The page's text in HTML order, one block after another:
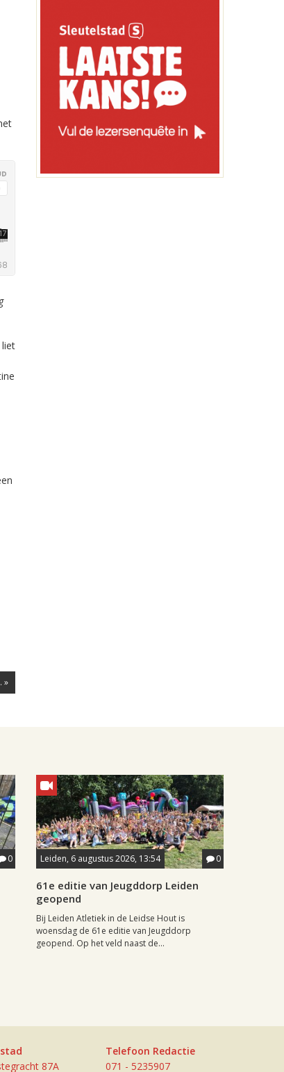
liet
»
0 Leiden, 6 augustus 2026, 13:54 0
61e editie van Jeugddorp Leiden
geopend
Bij Leiden Atletiek in de Leidse Hout is
woensdag de 61e editie van Jeugddorp
geopend. Op het veld naast de...
87A
Telefoon Redactie
071 - 5235907